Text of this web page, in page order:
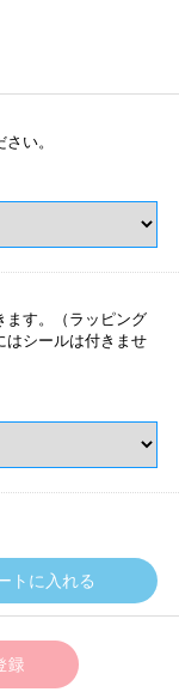
い。
ます。（ラッピング
はシールは付きませ